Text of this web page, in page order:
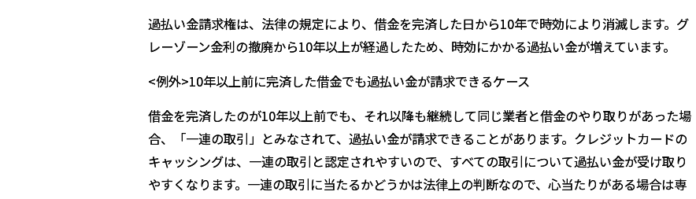
過払い金請求権は、法律の規定により、借金を完済した日から10年で時効により消滅します。グ
レーゾーン金利の撤廃から10年以上が経過したため、時効にかかる過払い金が増えています。
<例外>10年以上前に完済した借金でも過払い金が請求できるケース
借金を完済したのが10年以上前でも、それ以降も継続して同じ業者と借金のやり取りがあった場
合、「一連の取引」とみなされて、過払い金が請求できることがあります。クレジットカードの
キャッシングは、一連の取引と認定されやすいので、すべての取引について過払い金が受け取り
やすくなります。一連の取引に当たるかどうかは法律上の判断なので、心当たりがある場合は専